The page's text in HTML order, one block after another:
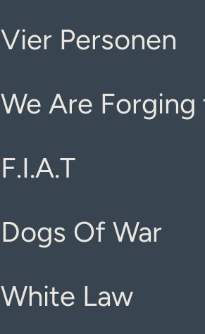
Vier Personen
We Are
F.I.A.T
Dogs Of War
White Law